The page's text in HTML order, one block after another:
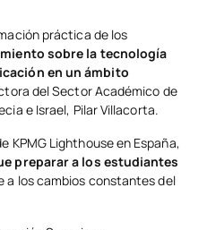
práctica de los
sobre la tecnología
en un ámbito
del Sector Académico de
e Israel, Pilar Villacorta.
KPMG Lighthouse en España,
preparar a los estudiantes
a los cambios constantes del